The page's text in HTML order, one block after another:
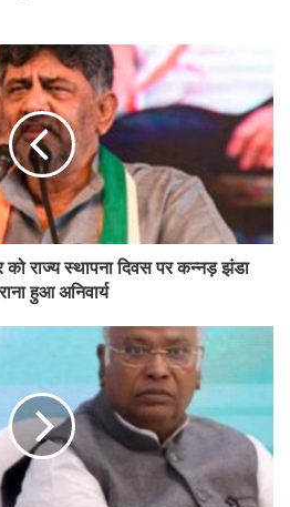
राज्य स्थापना दिवस पर कन्नड़ झंडा
हुआ अनिवार्य